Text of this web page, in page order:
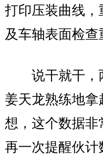
打印压装曲线
及车轴表面检查
说干就干，
姜天龙熟练地
想，这个数据
再一次提醒伙计